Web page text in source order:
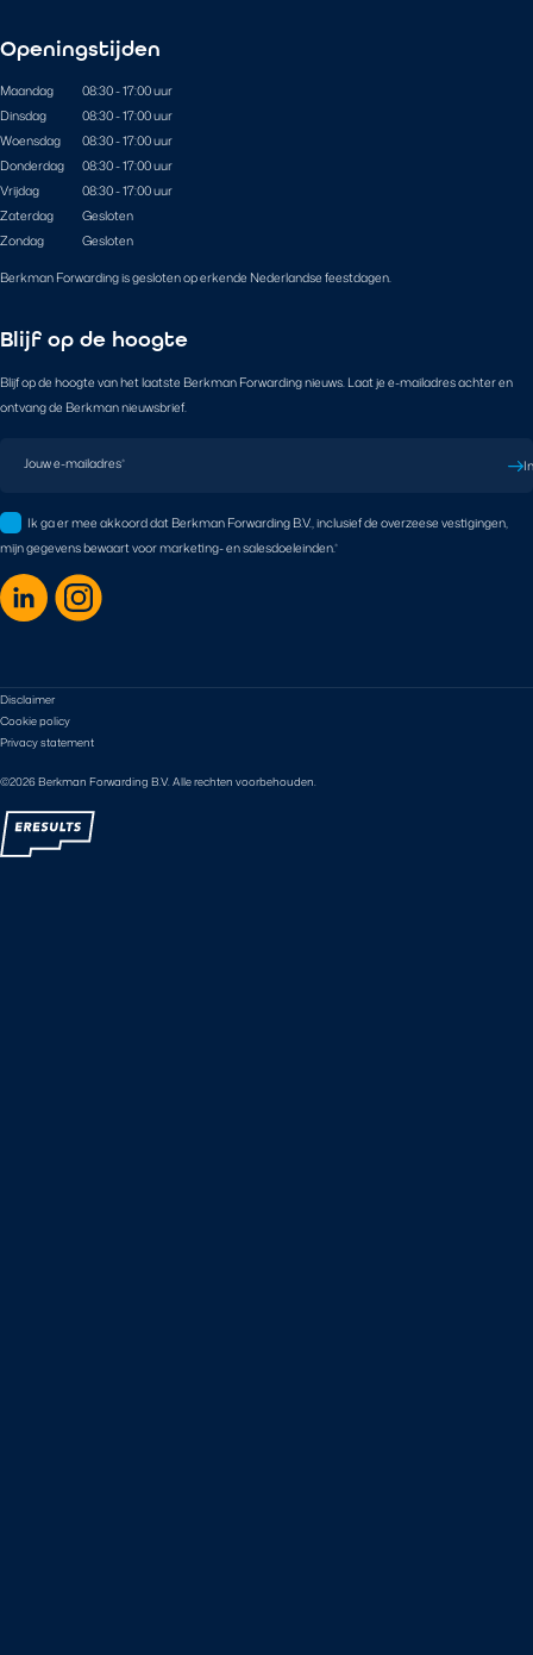
Openingstijden
Maandag
08:30 - 17:00 uur
Dinsdag
08:30 - 17:00 uur
Woensdag
08:30 - 17:00 uur
Donderdag
08:30 - 17:00 uur
Vrijdag
08:30 - 17:00 uur
Zaterdag
Gesloten
Zondag
Gesloten
Berkman Forwarding is gesloten op erkende Nederlandse feestdagen.
Blijf op de hoogte
Blijf op de hoogte van het laatste Berkman Forwarding nieuws. Laat je e-mailadres achter en
ontvang de Berkman nieuwsbrief.
Jouw e-mailadres*
Ik ga er mee akkoord dat Berkman Forwarding B.V., inclusief de overzeese vestigingen,
mijn gegevens bewaart voor marketing- en salesdoeleinden.*
©2026 Berkman Forwarding B.V. Alle rechten voorbehouden.
Disclaimer
Cookie policy
Privacy statement